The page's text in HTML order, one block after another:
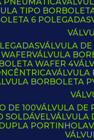
TIPO
6 POLEGADAS
VÁLVULA
VÁLVULA
WAFER 4
BORBOLETA
DE 100 VÁLVULA
SOLDÁVEL
PORTINHOLA